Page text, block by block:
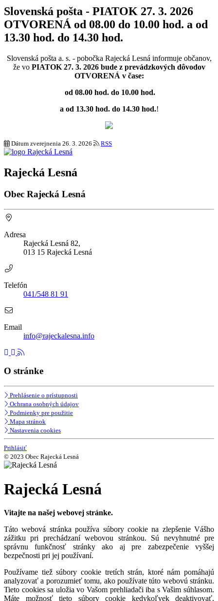
Slovenská pošta - PIATOK 27. 3. 2026
OTVORENÁ od 08.00 do 10.00 hod. a od
13.30 hod. do 14.30 hod.
Slovenská pošta a. s. - pobočka Rajecká Lesná informuje občanov,
že vo PIATOK 27. 3. 2026 bude z prevádzkových dôvodov
OTVORENÁ v čase:
od 08.00 hod. do 10.00 hod.
a od 13.30 hod. do 14.30 hod.!
Dátum zverejnenia 26. 3. 2026 RSS
Rajecká Lesná
Obec Rajecká Lesná
Adresa
Rajecká Lesná 82,
013 15 Rajecká Lesná
Telefón
041/548 81 91
Email
info@rajeckalesna.info
O stránke
Prehlásenie o prístupnosti
Ochrana osobných údajov
Podmienky pre použitie
Mapa stránok
Nastavenia cookies
Prihlásiť
© 2023 Obec Rajecká Lesná
Rajecká Lesná
Vitajte na našej webovej stránke.
Táto webová stránka používa súbory cookie na zlepšenie Vášho
zážitku pri prechádzaní webovou stránkou. Sú nevyhnutné pre
správnu funkčnosť stránky ako aj pre zabezpečenie vyššej
bezpečnosti pri jej používaní.
Používame tiež súbory cookie tretích strán, ktoré nám pomáhajú
analyzovať a porozumieť tomu, ako používate túto webovú stránku.
Tieto cookies sa uložia vo Vašom prehliadači iba s Vašim súhlasom.
Máte možnosť tieto súbory cookie kedykoľvek deaktivovať.